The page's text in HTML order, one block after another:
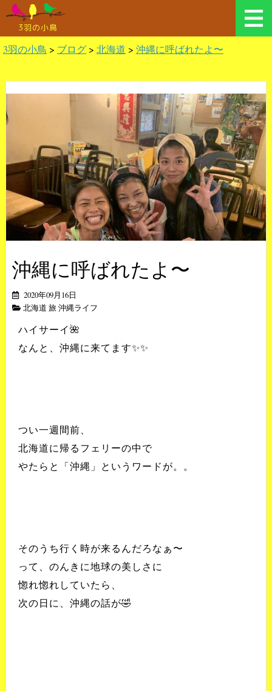
3羽の小鳥
3羽の小鳥 > ブログ > 北海道 > 沖縄に呼ばれたよ〜
沖縄に呼ばれたよ〜
2020年09月16日
北海道 旅 沖縄ライフ
ハイサーイ🌺
なんと、沖縄に来てます✨✨
つい一週間前、
北海道に帰るフェリーの中で
やたらと「沖縄」というワードが。。
そのうち行く時が来るんだろなぁ〜
って、のんきに地球の美しさに
惚れ惚れしていたら、
次の日に、沖縄の話が🤣